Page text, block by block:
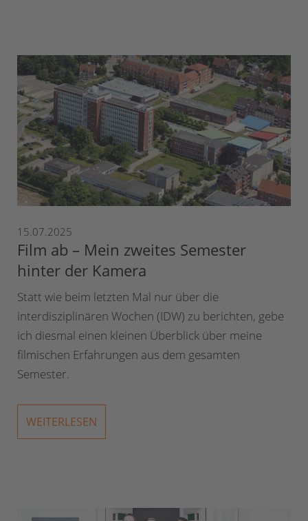
15.07.2025
Film ab – Mein zweites Semester
hinter der Kamera
Statt wie beim letzten Mal nur über die
interdisziplinären Wochen (IDW) zu berichten, gebe
ich diesmal einen kleinen Überblick über meine
filmischen Erfahrungen aus dem gesamten
Semester.
WEITERLESEN